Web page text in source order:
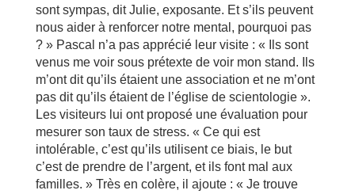
sont sympas, dit Julie, exposante. Et s’ils peuvent
nous aider à renforcer notre mental, pourquoi pas
? » Pascal n’a pas apprécié leur visite : « Ils sont
venus me voir sous prétexte de voir mon stand. Ils
m’ont dit qu’ils étaient une association et ne m’ont
pas dit qu’ils étaient de l’église de scientologie ».
Les visiteurs lui ont proposé une évaluation pour
mesurer son taux de stress. « Ce qui est
intolérable, c’est qu’ils utilisent ce biais, le but
c’est de prendre de l’argent, et ils font mal aux
familles. » Très en colère, il ajoute : « Je trouve